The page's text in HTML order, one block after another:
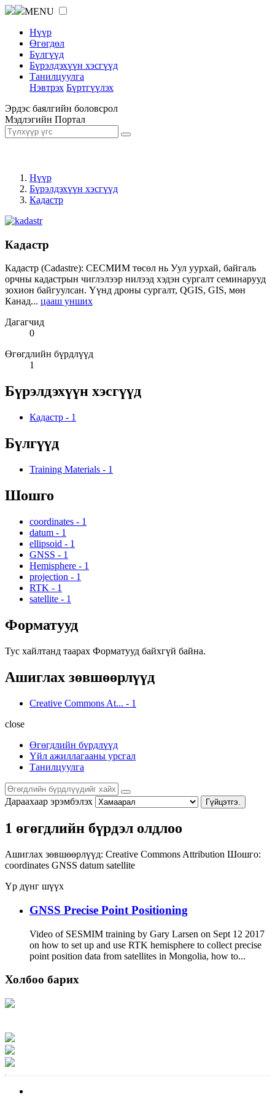
MENU
Нүүр
Өгөгдөл
Бүлгүүд
Бүрэлдэхүүн хэсгүүд
Танилцуулга
Нэвтрэх Бүртгүүлэх
Эрдэс баялгийн боловсрол
Мэдлэгийн Портал
Нүүр
Бүрэлдэхүүн хэсгүүд
Кадастр
Кадастр
Кадастр (Cadastre): СЕСМИМ төсөл нь Уул уурхай, байгаль
орчны кадастрын чиглэлээр нилээд хэдэн сургалт семинарууд
зохион байгуулсан. Үүнд дроны сургалт, QGIS, GIS, мөн
Канад... цааш унших
Дагагчид
0
Өгөгдлийн бүрдлүүд
1
Бүрэлдэхүүн хэсгүүд
Кадастр - 1
Бүлгүүд
Training Materials - 1
Шошго
coordinates - 1
datum - 1
ellipsoid - 1
GNSS - 1
Hemisphere - 1
projection - 1
RTK - 1
satellite - 1
Форматууд
Тус хайлтанд таарах Форматууд байхгүй байна.
Ашиглах зөвшөөрлүүд
Creative Commons At... - 1
close
Өгөгдлийн бүрдлүүд
Үйл ажиллагааны урсгал
Танилцуулга
Дараахаар эрэмбэлэх Гүйцэтгэ.
1 өгөгдлийн бүрдэл олдлоо
Ашиглах зөвшөөрлүүд: Creative Commons Attribution Шошго:
coordinates GNSS datum satellite
Үр дүнг шүүх
GNSS Precise Point Positioning
Video of SESMIM training by Gary Larsen on Sept 12 2017
on how to set up and use RTK hemisphere to collect precise
point position data from satellites in Mongolia, how to...
Холбоо барих